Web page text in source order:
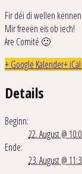
Fir déi di wellen
Mir freeën eis ob iech!
Äre Comité 🙂
+ Google Kalender+
Details
Beginn:
22. August @
Ende:
23. August @